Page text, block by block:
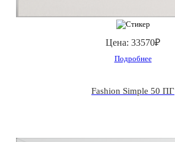
Цена: 33570₽
Подробнее
Fashion Simple 50 ПГ